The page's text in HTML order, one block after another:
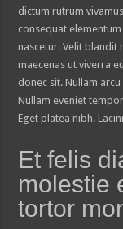
dictum rutrum
consequat
nascetur. Velit blandit
maecenas ut viverra
donec sit. Nullam
Nullam eveniet
Eget platea nibh.
Et felis
molestie
tortor